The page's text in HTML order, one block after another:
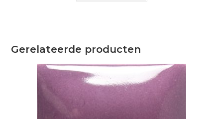
Gerelateerde producten